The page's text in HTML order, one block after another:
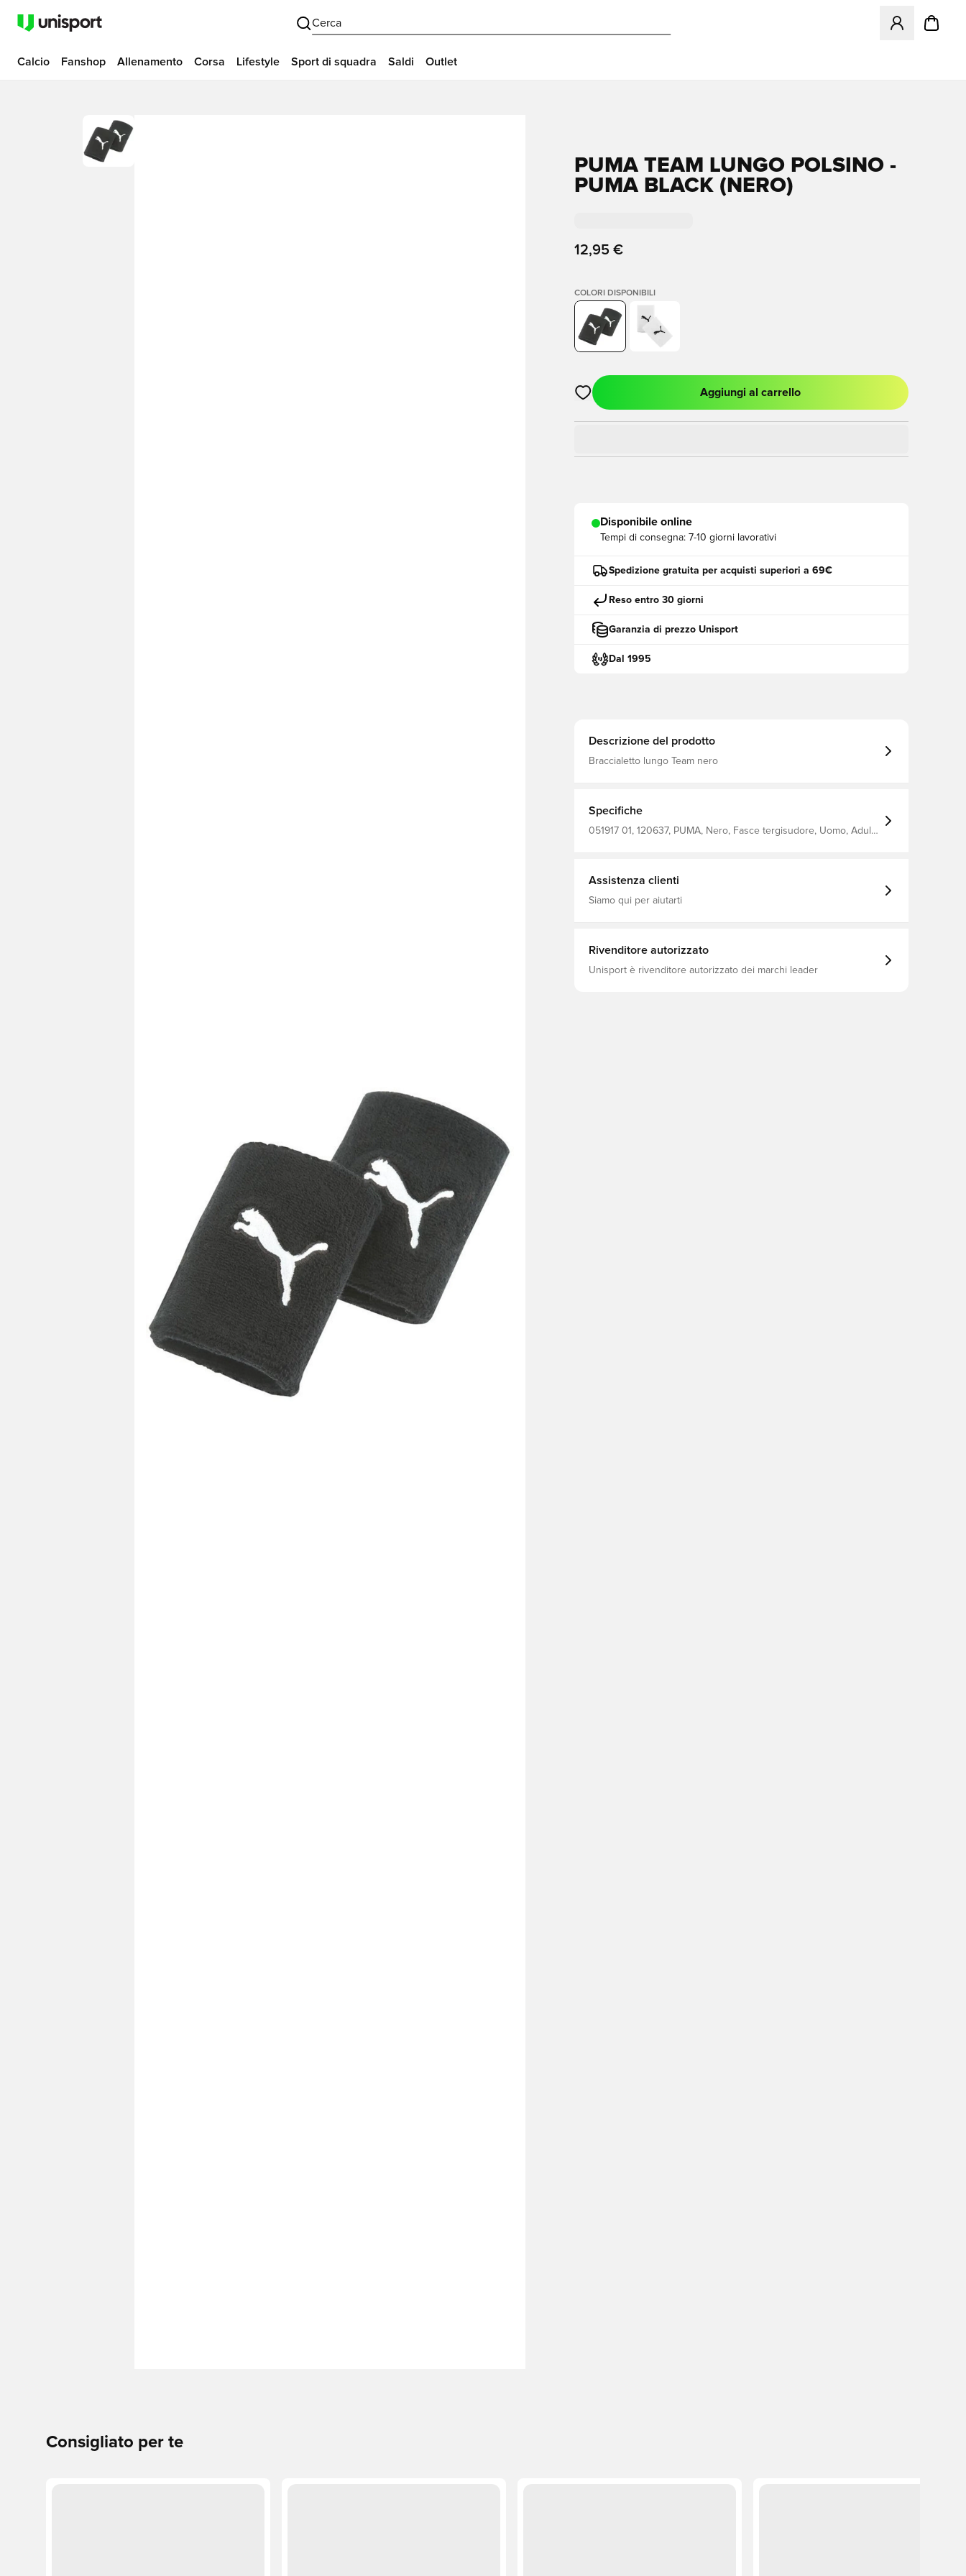
Cerca
Apre una
Calcio Fanshop Allenamento Corsa Lifestyle Sport di squadra Saldi Outlet
PUMA TEAM LUNGO POLSINO -
PUMA BLACK (NERO)
12,95 €
COLORI DISPONIBILI
Apre una finestra modale per accedere o registrarsi come membro
Aggiungi al carrello
Disponibile online
Tempi di consegna: 7-10 giorni lavorativi
Spedizione gratuita per acquisti superiori a 69€
Reso entro 30 giorni
Garanzia di prezzo Unisport
Dal 1995
Descrizione del prodotto
Braccialetto lungo Team nero
Specifiche
051917 01, 120637, PUMA, Nero, Fasce tergisudore, Uomo, Adulti,
Assistenza clienti
Siamo qui per aiutarti
Rivenditore autorizzato
Unisport è rivenditore autorizzato dei marchi leader
Consigliato per te